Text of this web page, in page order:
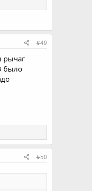
#49
рычаг
было
#50